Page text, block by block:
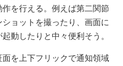
を行える。例えば第二関節
ョットを撮ったり、画面に
動したりと中々便利そう。
を上下フリックで通知領域